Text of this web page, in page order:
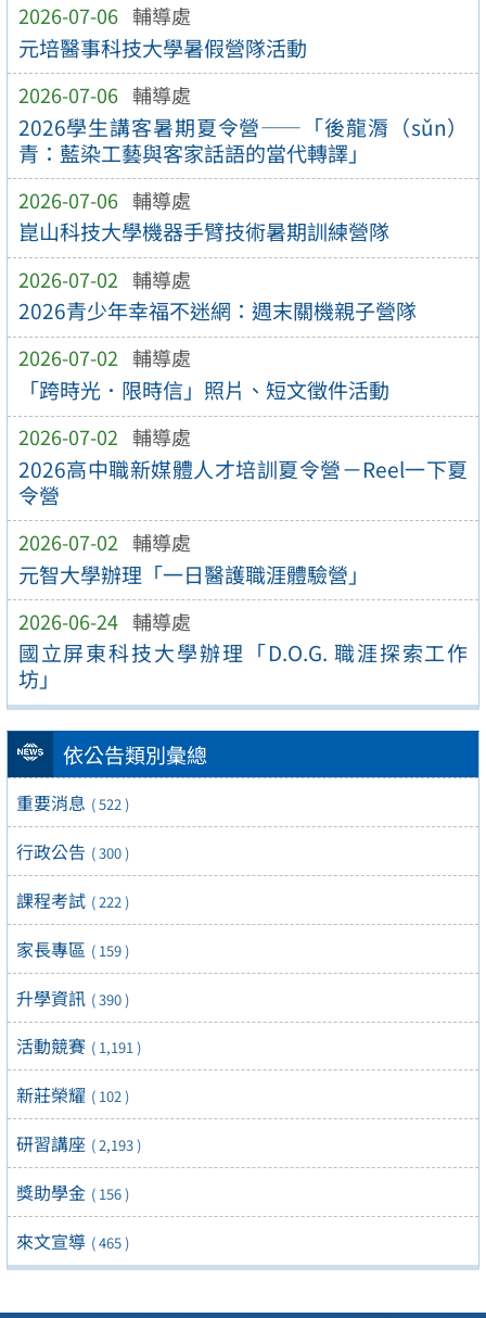
2026-07-06 輔導處
元培醫事科技大學暑假營隊活動
2026-07-06 輔導處
2026學生講客暑期夏令營——「後龍漘（sǔn）
青：藍染工藝與客家話語的當代轉譯」
2026-07-06 輔導處
崑山科技大學機器手臂技術暑期訓練營隊
2026-07-02 輔導處
2026青少年幸福不迷網：週末關機親子營隊
2026-07-02 輔導處
「跨時光．限時信」照片、短文徵件活動
2026-07-02 輔導處
2026高中職新媒體人才培訓夏令營－Reel一下夏
令營
2026-07-02 輔導處
元智大學辦理「一日醫護職涯體驗營」
2026-06-24 輔導處
國立屏東科技大學辦理「D.O.G. 職涯探索工作
坊」
依公告類別彙總
重要消息 ( 522 )
行政公告 ( 300 )
課程考試 ( 222 )
家長專區 ( 159 )
升學資訊 ( 390 )
活動競賽 ( 1,191 )
新莊榮耀 ( 102 )
研習講座 ( 2,193 )
獎助學金 ( 156 )
來文宣導 ( 465 )